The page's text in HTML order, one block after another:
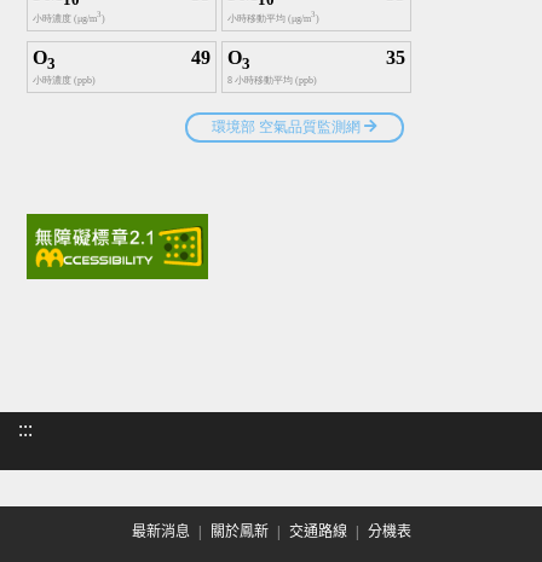
:::
最新消息 關於鳳新 交通路線 分機表